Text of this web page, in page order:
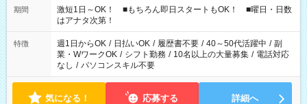
期間
激短1日～OK！ ■もちろん即日スタートもOK！ ■曜日・日数
はアナタ次第！
特徴 週1日からOK / 日払いOK / 履歴書不要 / 40～50代活躍中 / 副
業・WワークOK / シフト勤務 / 10名以上の大量募集 / 電話対応
なし / パソコンスキル不要
気になる！ 応募する 詳細へ